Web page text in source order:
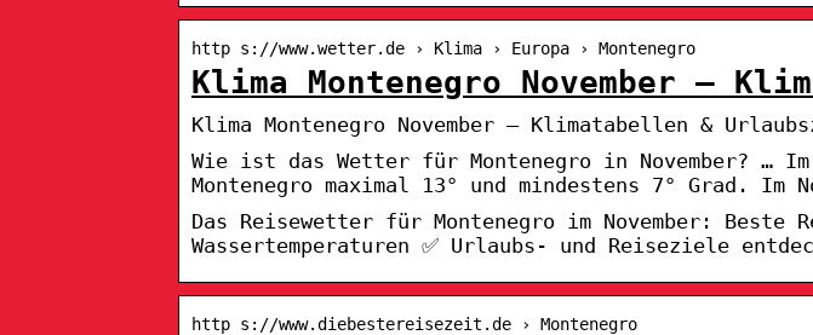
http s://www.wetter.de › Klima › Europa › Montenegro
Klima Montenegro November –
Klima Montenegro November – Klimatabellen &
Wie ist das Wetter für Montenegro in November? …
Montenegro maximal 13° und mindestens 7° Grad. Im
Das Reisewetter für Montenegro im November: Beste
Wassertemperaturen ✅ Urlaubs- und Reiseziele
http s://www.diebestereisezeit.de › Montenegro